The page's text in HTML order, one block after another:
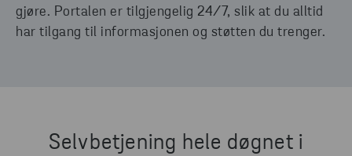
gjøre. Portalen er tilgjengelig 24/7, slik at du alltid
har tilgang til informasjonen og støtten du trenger.
Selvbetjening hele døgnet i